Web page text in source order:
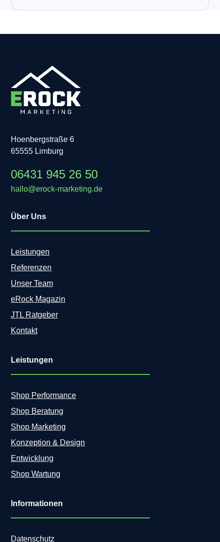
Hoenbergstraße 6
65555 Limburg
06431 945 26 50
hallo@erock-marketing.de
Über Uns
Leistungen
Referenzen
Unser Team
eRock Magazin
JTL Ratgeber
Kontakt
Leistungen
Shop Performance
Shop Beratung
Shop Marketing
Konzeption & Design
Entwicklung
Shop Wartung
Informationen
Datenschutz